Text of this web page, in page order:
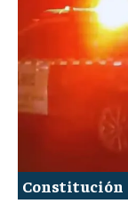
Constitución